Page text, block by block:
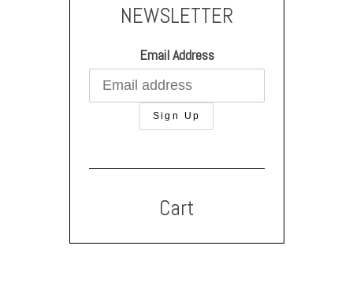
NEWSLETTER
Email Address
Cart